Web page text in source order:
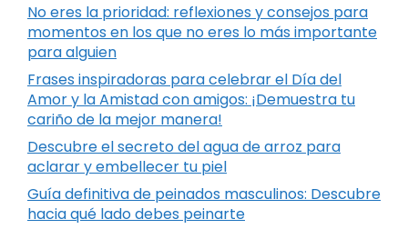
No eres la prioridad: reflexiones y consejos para
momentos en los que no eres lo más importante
para alguien
Frases inspiradoras para celebrar el Día del
Amor y la Amistad con amigos: ¡Demuestra tu
cariño de la mejor manera!
Descubre el secreto del agua de arroz para
aclarar y embellecer tu piel
Guía definitiva de peinados masculinos: Descubre
hacia qué lado debes peinarte